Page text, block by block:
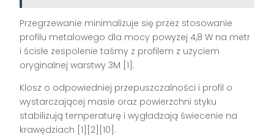
Przegrzewanie minimalizuje się przez stosowanie
profilu metalowego dla mocy powyżej 4,8 W na metr
i ścisłe zespolenie taśmy z profilem z użyciem
oryginalnej warstwy 3M [1].
Klosz o odpowiedniej przepuszczalności i profil o
wystarczającej masie oraz powierzchni styku
stabilizują temperaturę i wygładzają świecenie na
krawędziach [1][2][10].